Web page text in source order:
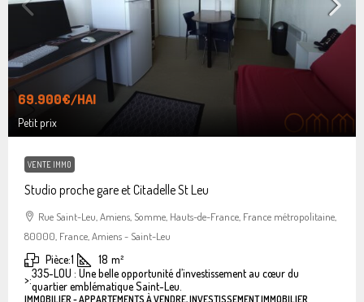
69.900€/HAI
Petit prix
VENTE IMMO
Studio proche gare et Citadelle St Leu
Rue Saint-Leu, Amiens, Somme, Hauts-de-France, France métropolitaine,
80000, France, Amiens - Saint-Leu
Pièce:1 18 m²
>:335-LOU : Une belle opportunité d’investissement au cœur du
quartier emblématique Saint-Leu.
IMMOBILIER - APPARTEMENTS À VENDRE, INVESTISSEMENT IMMOBILIER